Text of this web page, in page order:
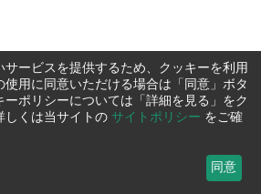
サービスを提供するため、クッキーを利用
使用に同意いただける場合は「同意」ボタ
ーポリシーについては「詳細を見る」をク
しくは当サイトの サイトポリシー をご確
同意